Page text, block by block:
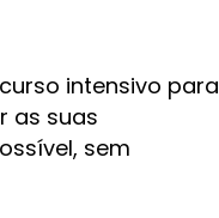
intensivo para
as suas
sem